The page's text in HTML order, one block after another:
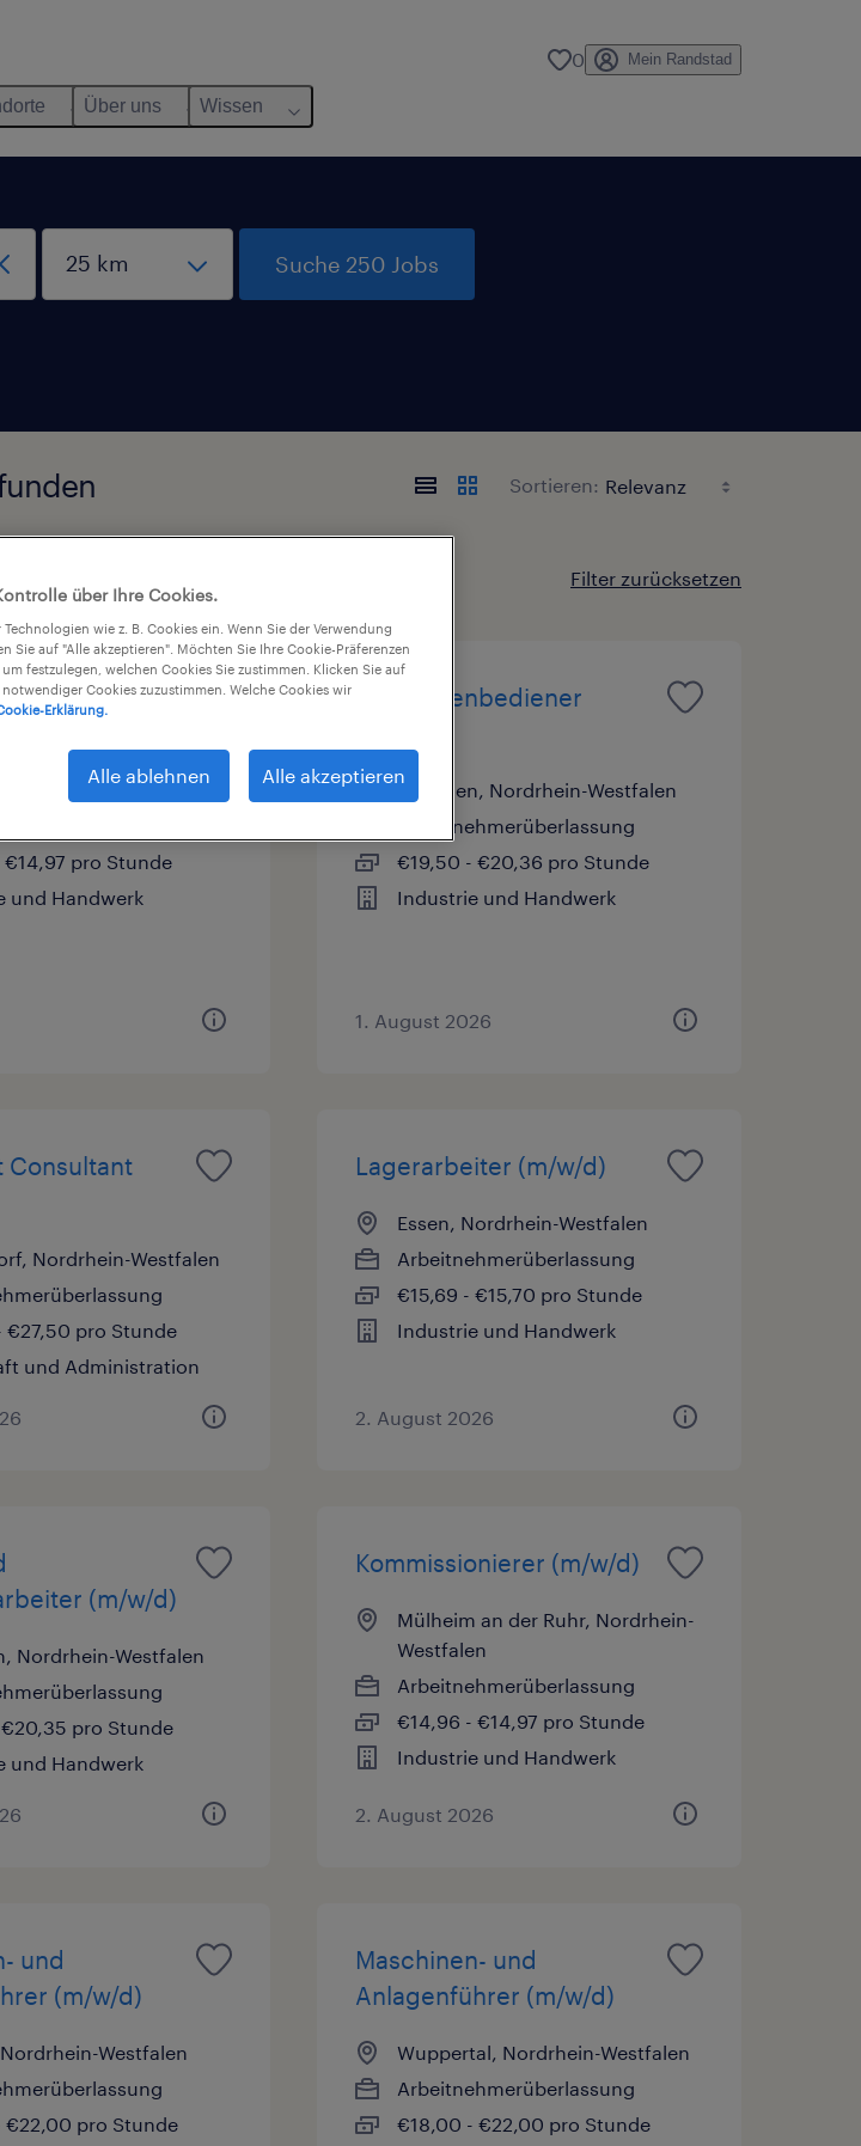
Über uns Wissen
0 Mein Randstad
Suche 250 Jobs
Sortieren:
Filter zurücksetzen
Nordrhein-Westfalen
pro Stunde
und Handwerk
Maschinenbediener
Ratingen, Nordrhein-Westfalen
Arbeitnehmerüberlassung
€19,50 - €20,36 pro Stunde
Industrie und Handwerk
1. August 2026
Consultant
Nordrhein-Westfalen
€27,50 pro Stunde
und Administration
Lagerarbeiter (m/w/d)
Essen, Nordrhein-Westfalen
Arbeitnehmerüberlassung
€15,69 - €15,70 pro Stunde
Industrie und Handwerk
2. August 2026
(m/w/d)
Nordrhein-Westfalen
€20,35 pro Stunde
und Handwerk
Kommissionierer (m/w/d)
Mülheim an der Ruhr, Nordrhein-
Westfalen
Arbeitnehmerüberlassung
€14,96 - €14,97 pro Stunde
Industrie und Handwerk
2. August 2026
und
(m/w/d)
Westfalen
€22,00 pro Stunde
Maschinen- und
Anlagenführer (m/w/d)
Wuppertal, Nordrhein-Westfalen
Arbeitnehmerüberlassung
€18,00 - €22,00 pro Stunde
über Ihre Cookies.
wie z. B. Cookies ein. Wenn Sie der Verwendung
Sie auf "Alle akzeptieren". Möchten Sie Ihre Cookie-Präferenzen
festzulegen, welchen Cookies Sie zustimmen. Klicken Sie auf
Cookies zuzustimmen. Welche Cookies wir
Erklärung.
Alle ablehnen Alle akzeptieren